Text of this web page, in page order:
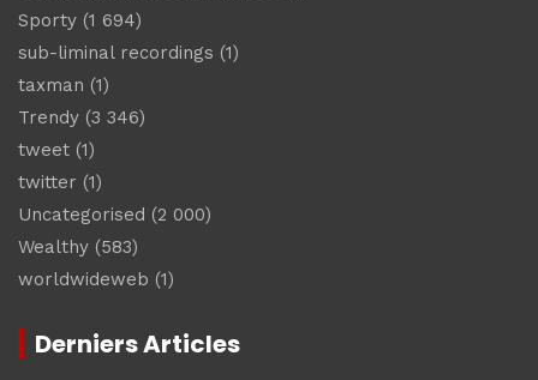
Sporty (1 694)
sub-liminal recordings (1)
taxman (1)
Trendy (3 346)
tweet (1)
twitter (1)
Uncategorised (2 000)
Wealthy (583)
worldwideweb (1)
Derniers Articles